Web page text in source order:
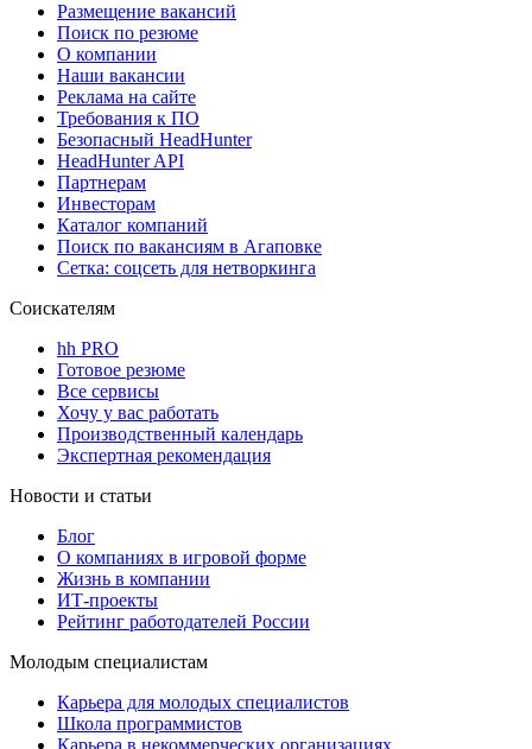
Размещение вакансий
Поиск по резюме
О компании
Наши вакансии
Реклама на сайте
Требования к ПО
Безопасный HeadHunter
HeadHunter API
Партнерам
Инвесторам
Каталог компаний
Поиск по вакансиям в Агаповке
Сетка: соцсеть для нетворкинга
Соискателям
hh PRO
Готовое резюме
Все сервисы
Хочу у вас работать
Производственный календарь
Экспертная рекомендация
Новости и статьи
Блог
О компаниях в игровой форме
Жизнь в компании
ИТ-проекты
Рейтинг работодателей России
Молодым специалистам
Карьера для молодых специалистов
Школа программистов